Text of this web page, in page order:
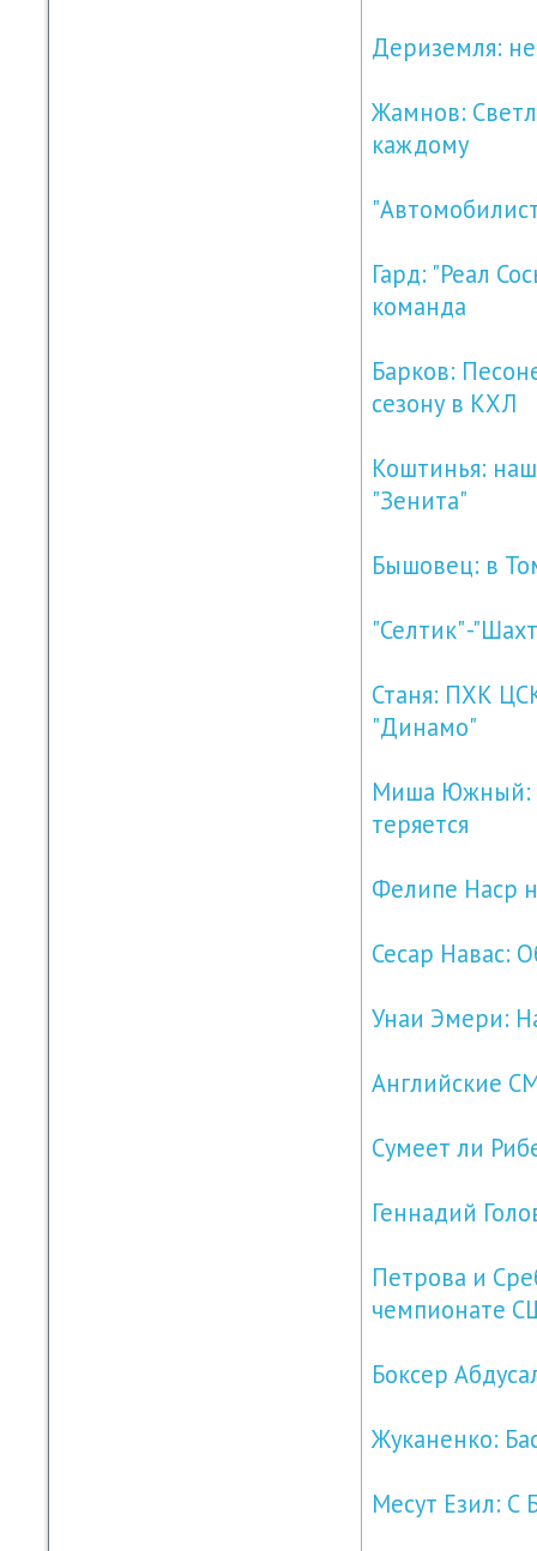
Дериземля:
Жамнов:
каждому
Гард: "Реал
команда
Барков:
сезону в КХЛ
Коштинья:
"Зенита"
Бышовец: в
"Селтик" -
Станя: ПХК
"Динамо"
Миша Южный:
теряется
Фелипе Наср
Сесар Навас:
Унаи Эмери:
Английские
Сумеет ли
Геннадий
Петрова и
чемпионате
Боксер
Жуканенко:
Месут Езил: С